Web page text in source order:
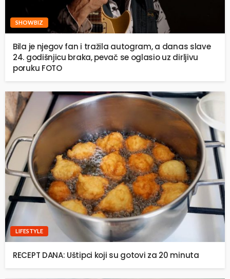
SHOWBIZ
Bila je njegov fan i tražila autogram, a danas slave
24. godišnjicu braka, pevač se oglasio uz dirljivu
poruku FOTO
LIFESTYLE
RECEPT DANA: Uštipci koji su gotovi za 20 minuta